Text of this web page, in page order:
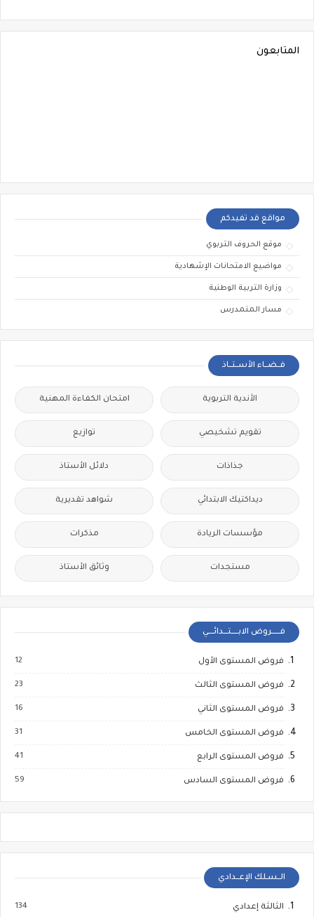
المتابعون
مواقع قد تفيدكم
موقع الحروف التربوي
مواضيع الامتحانات الإشهادية
وزارة التربية الوطنية
مسار المتمدرس
فــضــاء الأســتــاذ
الأندية التربوية امتحان الكفاءة المهنية
تقويم تشخيصي توازيع
جذاذات دلائل الأستاذ
ديداكتيك الابتدائي شواهد تقديرية
مؤسسات الريادة مذكرات
مستجدات وثائق الأستاذ
فــــــروض الابـــــتـــدائــــي
فروض المستوى الأول 12
فروض المستوى الثالث 23
فروض المستوى الثاني 16
فروض المستوى الخامس 31
فروض المستوى الرابع 41
فروض المستوى السادس 59
الــسـلك الإعــدادي
الثالثة إعدادي 134